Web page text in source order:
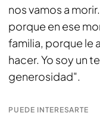
nos vamos a
porque en ese
familia, porque le
hacer. Yo soy un
generosidad".
PUEDE INTERESARTE